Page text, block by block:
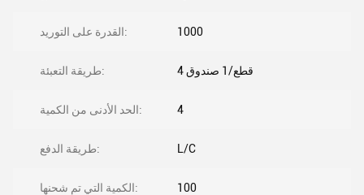
القدرة على التوريد: 1000
طريقة التعبئة: 4 قطع/1 صندوق
الحد الأدنى من الكمية: 4
طريقة الدفع: L/C
الكمية التي تم شحنها: 100